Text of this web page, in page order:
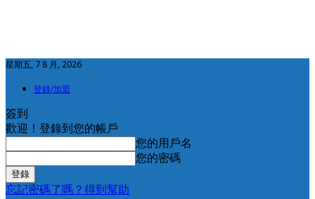
星期五, 7 8 月, 2026
登錄/加盟
簽到
歡迎！登錄到您的帳戶
您的用戶名
您的密碼
忘記密碼了嗎？得到幫助